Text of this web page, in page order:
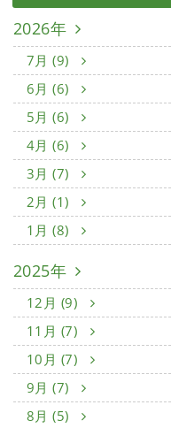
2026年
7月 (9)
6月 (6)
5月 (6)
4月 (6)
3月 (7)
2月 (1)
1月 (8)
2025年
12月 (9)
11月 (7)
10月 (7)
9月 (7)
8月 (5)